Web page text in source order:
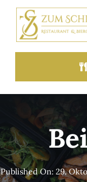
Zum
Inhalt
springen
Mittagstisch
Mieten & Feiern
Published On: 29.